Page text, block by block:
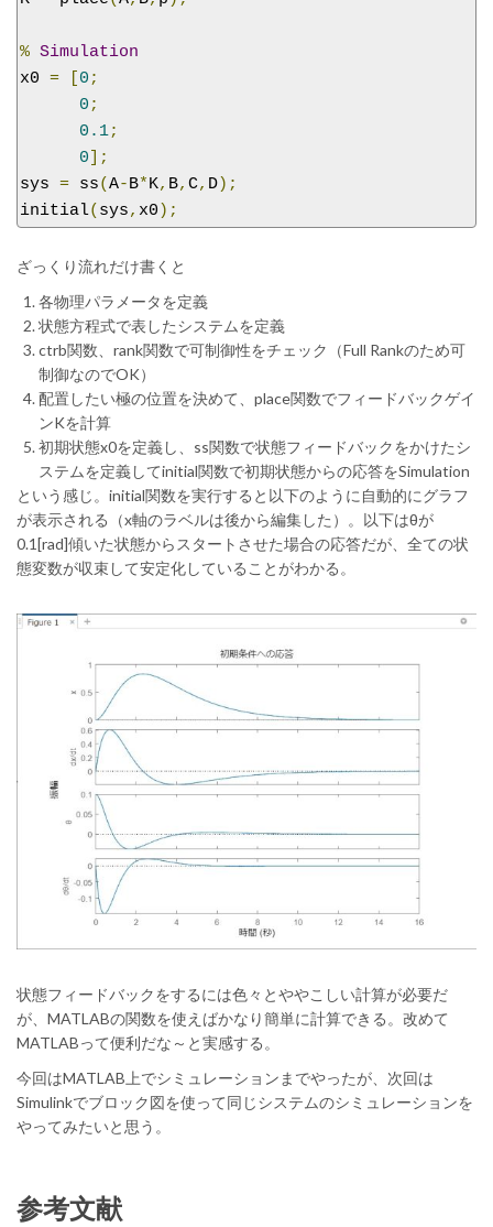
% Simulation
x0 = 0;
0;
0.1;
0 ];
sys = ss(A-B*K, B, C, D);
initial( sys, x0 );
ざっくり流れだけ書くと
各物理パラメータを定義
状態方程式で表したシステムを定義
ctrb関数、rank関数で可制御性をチェック（Full Rankのため可
制御なのでOK）
配置したい極の位置を決めて、place関数でフィードバックゲイ
ンKを計算
初期状態x0を定義し、ss関数で状態フィードバックをかけたシ
ステムを定義してinitial関数で初期状態からの応答をSimulation
という感じ。initial関数を実行すると以下のように自動的にグラフ
が表示される（x軸のラベルは後から編集した）。以下はθが
0.1[rad]傾いた状態からスタートさせた場合の応答だが、全ての状
態変数が収束して安定化していることがわかる。
状態フィードバックをするには色々とややこしい計算が必要だ
が、MATLABの関数を使えばかなり簡単に計算できる。改めて
MATLABって便利だな～と実感する。
今回はMATLAB上でシミュレーションまでやったが、次回は
Simulinkでブロック図を使って同じシステムのシミュレーションを
やってみたいと思う。
参考文献